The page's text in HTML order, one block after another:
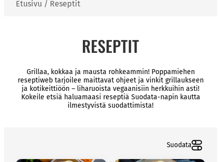
Etusivu / Reseptit
RESEPTIT
Grillaa, kokkaa ja mausta rohkeammin! Poppamiehen
reseptiweb tarjoilee maittavat ohjeet ja vinkit grillaukseen
ja kotikeittiöön – liharuoista vegaanisiin herkkuihin asti!
Kokeile etsiä haluamaasi reseptiä Suodata-napin kautta
ilmestyvistä suodattimista!
Suodata